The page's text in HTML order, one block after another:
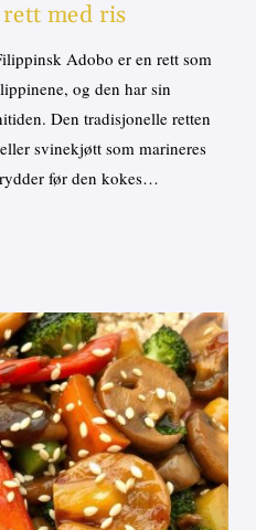
med ris
Adobo er en rett som
og den har sin
Den tradisjonelle retten
svinekjøtt som marineres
før den kokes…